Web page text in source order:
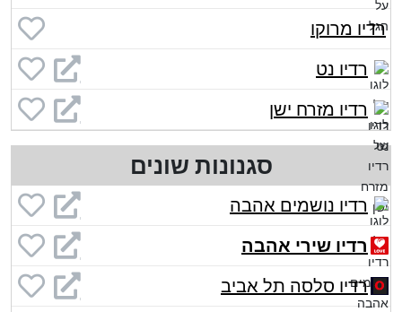
רדיו מרוקו
רדיו נט
רדיו מזרח ישן
סגנונות שונים
רדיו נושמים אהבה
רדיו שירי אהבה
רדיו סלסה תל אביב